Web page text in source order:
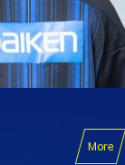
More